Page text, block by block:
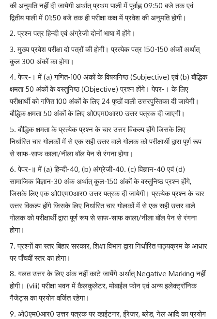
की अनुमति नहीं दी जायेगी अर्थात् प्रथम पाली में पूर्वाह्न 09:50 बजे तक एवं
द्वितीय पाली में 01:50 बजे तक ही परीक्षा कक्ष में प्रवेश की अनुमति होगी।
प्रश्न पत्र हिन्दी एवं अंग्रेजी दोनों भाषा में होंगे।
मुख्य प्रवेश परीक्षा दो पत्रों की होगी। प्रत्येक पत्र 150-150 अंकों अर्थात्
कुल 300 अंकों का होगा।
पेपर-। में (a)गणित-100 अंकों के विषयनिष्ठ (Subjective) एवं (b) बौद्धिक
क्षमता 50 अंकों के वस्तुनिष्ठ (Objective) प्रश्न होंगे। पेपर-। के लिए
परीक्षार्थी को गणित 100 अंकों के लिए 24 पृष्ठों वाली उत्तरपुस्तिका दी जायेगी।
बौद्धिक क्षमता 50 अंकों के लिए ओ0एम0आर0 उत्तर पत्रक दी जाएगी।
बौद्धिक क्षमता के प्रत्येक प्रश्न के चार उत्तर विकल्प होंगे जिसके लिए
निर्धारित चार गोलकों में से एक सही उत्तर वाले गोलक को परीक्षार्थी द्वारा पूर्ण रूप
से साफ-साफ काला/नीला बॉल पेन से रंगना होगा।
पेपर-॥ में (a) हिन्दी-40, (b) अंग्रेजी-40. (c) विज्ञान-40 एवं (d)
सामाजिक विज्ञान-30 अंक अर्थात् कुल-150 अंकों के वस्तुनिष्ठ प्रश्न होंगे,
जिसके लिए एक ओ0एम0आर0 उत्तर पत्रक दी जायेगी। प्रत्येक प्रश्न के चार
उत्तर विकल्प होंगे जिसके लिए निर्धारित चार गोलकों में से एक सही उत्तर वाले
गोलक को परीक्षार्थी द्वारा पूर्ण रूप से साफ-साफ काला/नीला बॉल पेन से रंगना
होगा।
प्रश्नों का स्तर बिहार सरकार, शिक्षा विभाग द्वारा निर्धारित पाठ्यक्रम के आधार
पर पाँचवीं स्तर का होगा।
गलत उत्तर के लिए अंक नहीं काटे जायेंगे अर्थात्Negative Marking नहीं
होगी। (viii) परीक्षा भवन में कैलकुलेटर, मोबाईल फोन एवं अन्य इलेक्ट्रॉनिक
गैजेट्स का प्रयोग वर्जित रहेगा।
ओ0एम0आर0 उत्तर पत्रक पर व्हाईटनर, ईरेजर, ब्लेड, नेल आदि का प्रयोग